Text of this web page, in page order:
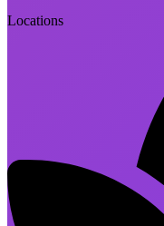
Locations